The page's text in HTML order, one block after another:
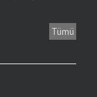
yerde tahsilat
Tümü